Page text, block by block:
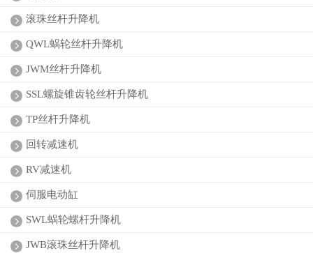
滚珠丝杆升降机
QWL蜗轮丝杆升降机
JWM丝杆升降机
SSL螺旋锥齿轮丝杆升降机
TP丝杆升降机
回转减速机
RV减速机
伺服电动缸
SWL蜗轮螺杆升降机
JWB滚珠丝杆升降机